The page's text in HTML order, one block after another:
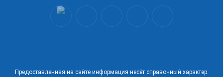
Предоставленная на сайте информация несёт справочный характер.